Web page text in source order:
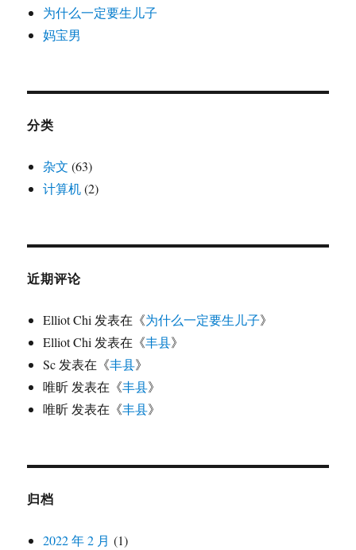
为什么一定要生儿子
妈宝男
分类
杂文 (63)
计算机(2)
近期评论
Elliot Chi发表在《为什么一定要生儿子》
Elliot Chi发表在《丰县》
Sc发表在《丰县》
唯昕发表在《丰县》
唯昕发表在《丰县》
归档
2022 年 2 月 (1)